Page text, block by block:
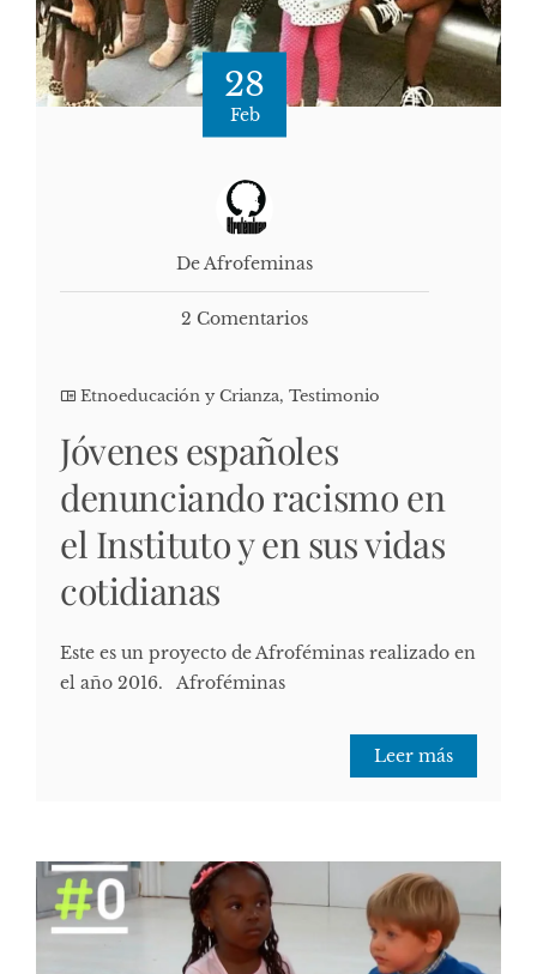
28
Feb
De Afrofeminas
2 Comentarios
Etnoeducación y Crianza, Testimonio
Jóvenes españoles
denunciando racismo en
el Instituto y en sus vidas
cotidianas
Este es un proyecto de Afroféminas realizado en
el año 2016. Afroféminas
Leer más